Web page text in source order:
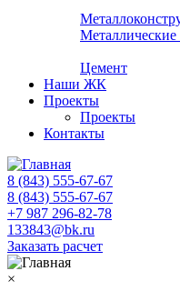
Цемент
Наши ЖК
Проекты
Проекты
Контакты
8 (843) 555-67-67
8 (843) 555-67-67
+7 987 296-82-78
133843@bk.ru
Заказать расчет
×